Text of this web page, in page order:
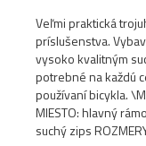
Veľmi praktická
príslušenstva.
vysoko kvalitným
potrebné na každú
používaní bicykla.
MIESTO: hlavný
suchý zips